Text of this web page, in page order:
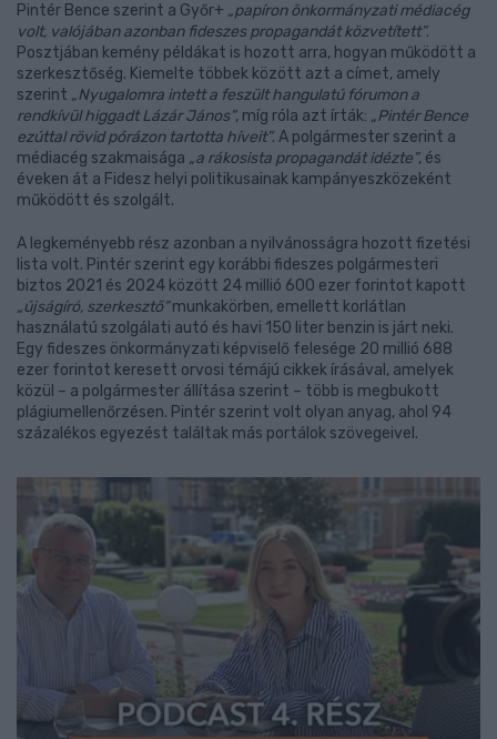
Pintér Bence szerint a Győr+ „papíron önkormányzati médiacég
volt, valójában azonban fideszes propagandát közvetített”.
Posztjában kemény példákat is hozott arra, hogyan működött a
szerkesztőség. Kiemelte többek között azt a címet, amely
szerint „Nyugalomra intett a feszült hangulatú fórumon a
rendkívül higgadt Lázár János”, míg róla azt írták: „Pintér Bence
ezúttal rövid pórázon tartotta híveit”. A polgármester szerint a
médiacég szakmaisága „a rákosista propagandát idézte”, és
éveken át a Fidesz helyi politikusainak kampányeszközeként
működött és szolgált.
A legkeményebb rész azonban a nyilvánosságra hozott fizetési
lista volt. Pintér szerint egy korábbi fideszes polgármesteri
biztos 2021 és 2024 között 24 millió 600 ezer forintot kapott
„újságíró, szerkesztő”munkakörben, emellett korlátlan
használatú szolgálati autó és havi 150 liter benzin is járt neki.
Egy fideszes önkormányzati képviselő felesége 20 millió 688
ezer forintot keresett orvosi témájú cikkek írásával, amelyek
közül – a polgármester állítása szerint – több is megbukott
plágiumellenőrzésen. Pintér szerint volt olyan anyag, ahol 94
százalékos egyezést találtak más portálok szövegeivel.